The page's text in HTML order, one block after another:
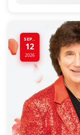
SEP..
12
2026